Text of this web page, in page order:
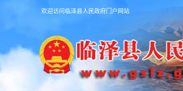
欢迎访问临泽县人民政府门户网站